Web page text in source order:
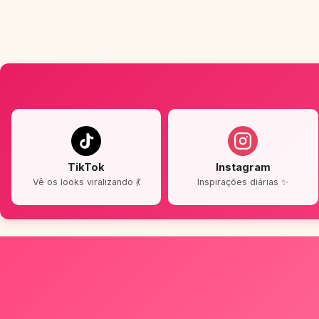
TikTok
Vê os looks viralizando 💃
Instagram
Inspirações diárias ✨